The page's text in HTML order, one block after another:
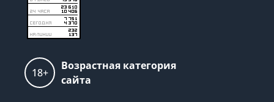
18+
Возрастная категория
сайта